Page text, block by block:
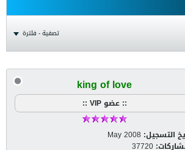
تصفية - فلترة
king of love
:: عضو VIP ::
التسجيل: May 2008
37720